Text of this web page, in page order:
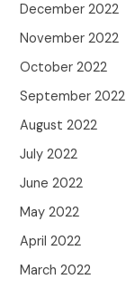
December 2022
November 2022
October 2022
September 2022
August 2022
July 2022
June 2022
May 2022
April 2022
March 2022